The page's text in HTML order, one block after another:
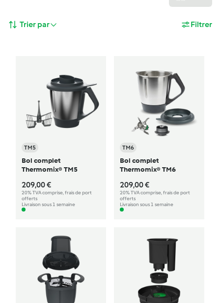
Trier par Filtrer
TM5
Bol complet
Thermomix® TM5
209,00 €
20% TVA comprise, frais de port
offerts
Livraison sous 1 semaine
TM6
Bol complet
Thermomix® TM6
209,00 €
20% TVA comprise, frais de port
offerts
Livraison sous 1 semaine